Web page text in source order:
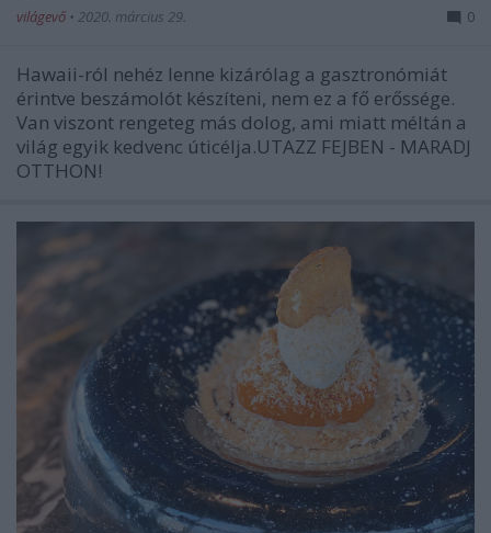
világevő • 2020. március 29. 0
Hawaii-ról nehéz lenne kizárólag a gasztronómiát
érintve beszámolót készíteni, nem ez a fő erőssége.
Van viszont rengeteg más dolog, ami miatt méltán a
világ egyik kedvenc úticélja.UTAZZ FEJBEN - MARADJ
OTTHON!